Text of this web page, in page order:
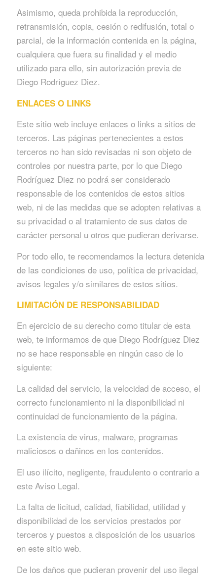
Asimismo, queda prohibida la reproducción,
retransmisión, copia, cesión o redifusión, total o
parcial, de la información contenida en la página,
cualquiera que fuera su finalidad y el medio
utilizado para ello, sin autorización previa de
Diego Rodríguez Diez.
ENLACES O LINKS
Este sitio web incluye enlaces o links a sitios de
terceros. Las páginas pertenecientes a estos
terceros no han sido revisadas ni son objeto de
controles por nuestra parte, por lo que Diego
Rodríguez Diez no podrá ser considerado
responsable de los contenidos de estos sitios
web, ni de las medidas que se adopten relativas a
su privacidad o al tratamiento de sus datos de
carácter personal u otros que pudieran derivarse.
Por todo ello, te recomendamos la lectura detenida
de las condiciones de uso, política de privacidad,
avisos legales y/o similares de estos sitios.
LIMITACIÓN DE RESPONSABILIDAD
En ejercicio de su derecho como titular de esta
web, te informamos de que Diego Rodríguez Diez
no se hace responsable en ningún caso de lo
siguiente:
La calidad del servicio, la velocidad de acceso, el
correcto funcionamiento ni la disponibilidad ni
continuidad de funcionamiento de la página.
La existencia de virus, malware, programas
maliciosos o dañinos en los contenidos.
El uso ilícito, negligente, fraudulento o contrario a
este Aviso Legal.
La falta de licitud, calidad, fiabilidad, utilidad y
disponibilidad de los servicios prestados por
terceros y puestos a disposición de los usuarios
en este sitio web.
De los daños que pudieran provenir del uso ilegal